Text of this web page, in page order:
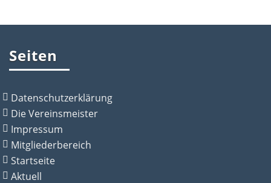
Seiten
Datenschutzerklärung
Die Vereinsmeister
Impressum
Mitgliederbereich
Startseite
Aktuell